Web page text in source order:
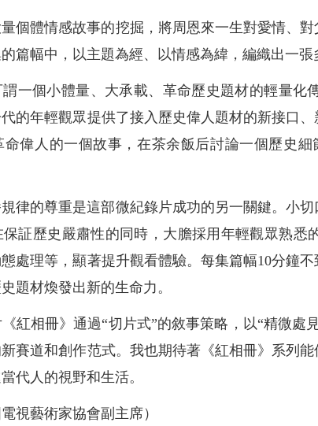
個體情感故事的挖掘，將周恩來一生對愛情、
篇幅中，以主題為經、以情感為緯，編織出一張
一個小體量、大承載、革命歷史題材的輕量
的年輕觀眾提供了接入歷史偉人題材的新接口
命偉人的一個故事，在茶余飯后討論一個歷史
律的尊重是這部微紀錄片成功的另一關鍵。小
保証歷史嚴肅性的同時，大膽採用年輕觀眾熟
處理等，顯著提升觀看體驗。每集篇幅10分鐘
題材煥發出新的生命力。
紅相冊》通過“切片式”的敘事策略，以“精微
賽道和創作范式。我也期待著《紅相冊》系列
代人的視野和生活。
視藝術家協會副主席）